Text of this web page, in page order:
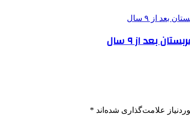
بعد از ۹ سال
علامت‌گذاری شده‌اند *